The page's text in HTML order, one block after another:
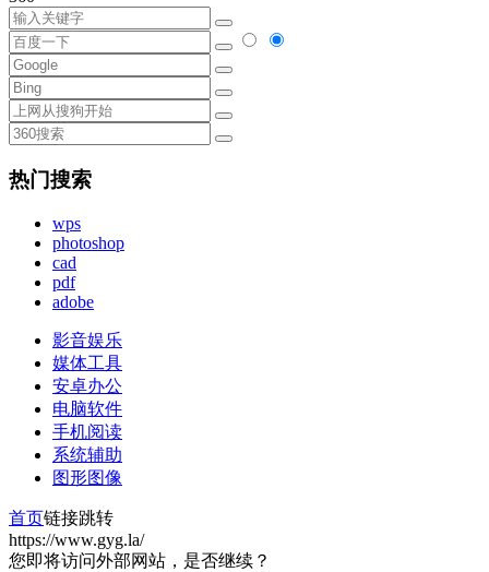
热门搜索
wps
photoshop
cad
pdf
adobe
影音娱乐
媒体工具
安卓办公
电脑软件
手机阅读
系统辅助
图形图像
首页链接跳转
https://www.gyg.la/
您即将访问外部网站，是否继续？